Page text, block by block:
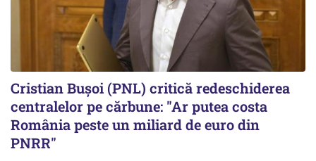
Cristian Bușoi (PNL) critică redeschiderea
centralelor pe cărbune: "Ar putea costa
România peste un miliard de euro din
PNRR"